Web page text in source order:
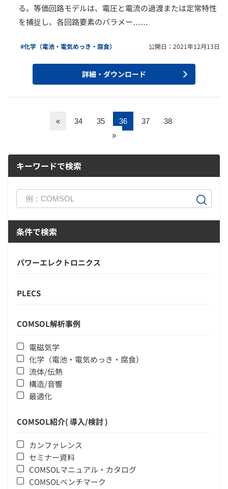
キーワードで検索
条件で検索
パワーエレクトロニクス
PLECS
COMSOL解析事例
電磁気学
化学（電池・電気めっき・腐食）
流体/伝熱
構造/音響
最適化
COMSOL紹介( 導入/検討 )
カンファレンス
セミナー資料
COMSOLマニュアル・カタログ
COMSOLベンチマーク
る。等価回路モデルは、電圧と電流の過渡または定常特性
を捕捉し、各回路要素のパラメー……
#化学（電池・電気めっき・腐食） 公開日：2021年12月13日
詳細・ダウンロード
« 34 35 36 37
38
»